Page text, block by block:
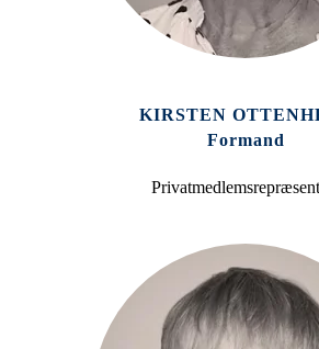
KIRSTEN
Formand